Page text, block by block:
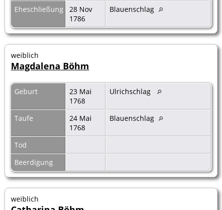
Eheschließung
28 Nov
1786
Blauenschlag
weiblich
Magdalena Böhm
Geburt
23 Mai
1768
Ulrichschlag
Taufe
24 Mai
1768
Blauenschlag
Tod
Beerdigung
weiblich